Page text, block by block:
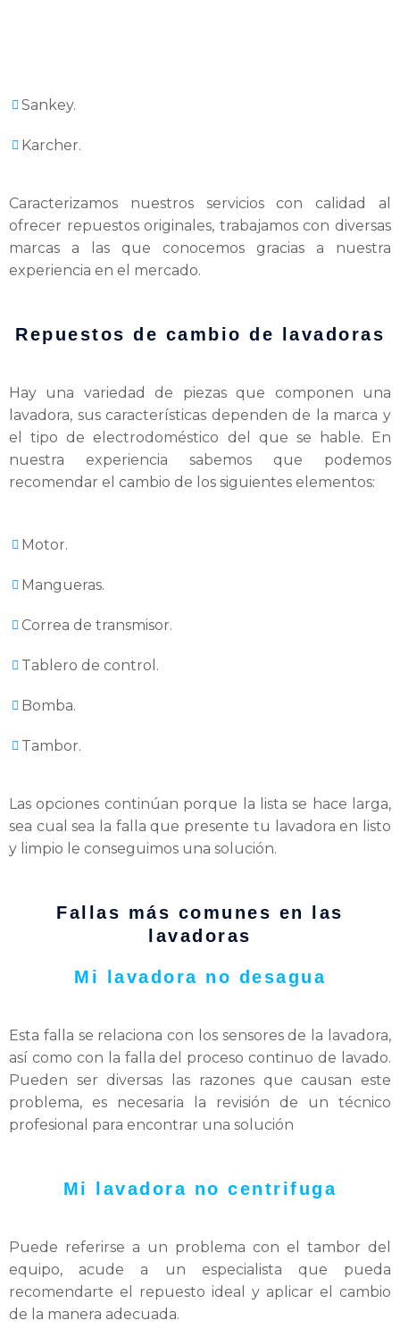
Sankey.
Karcher.
Caracterizamos nuestros servicios con calidad al
ofrecer repuestos originales, trabajamos con diversas
marcas a las que conocemos gracias a nuestra
experiencia en el mercado.
Repuestos de cambio de lavadoras
Hay una variedad de piezas que componen una
lavadora, sus características dependen de la marca y
el tipo de electrodoméstico del que se hable. En
nuestra experiencia sabemos que podemos
recomendar el cambio de los siguientes elementos:
Motor.
Mangueras.
Correa de transmisor.
Tablero de control.
Bomba.
Tambor.
Las opciones continúan porque la lista se hace larga,
sea cual sea la falla que presente tu lavadora en listo
y limpio le conseguimos una solución.
Fallas más comunes en las
lavadoras
Mi lavadora no desagua
Esta falla se relaciona con los sensores de la lavadora,
así como con la falla del proceso continuo de lavado.
Pueden ser diversas las razones que causan este
problema, es necesaria la revisión de un técnico
profesional para encontrar una solución
Mi lavadora no centrifuga
Puede referirse a un problema con el tambor del
equipo, acude a un especialista que pueda
recomendarte el repuesto ideal y aplicar el cambio
de la manera adecuada.